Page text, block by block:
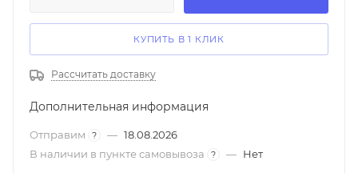
КУПИТЬ В 1 КЛИК
Рассчитать доставку
Дополнительная информация
Отправим ? — 18.08.2026
В наличии в пункте самовывоза
? — Нет